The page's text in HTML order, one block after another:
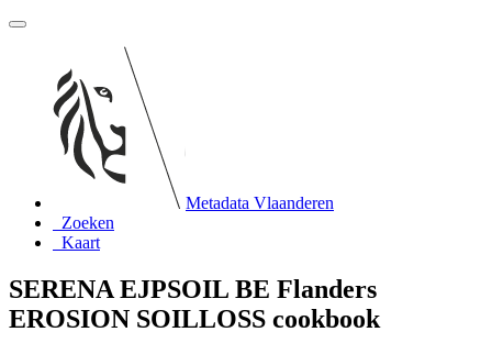
Metadata Vlaanderen
Zoeken
Kaart
SERENA EJPSOIL BE Flanders
EROSION SOILLOSS cookbook